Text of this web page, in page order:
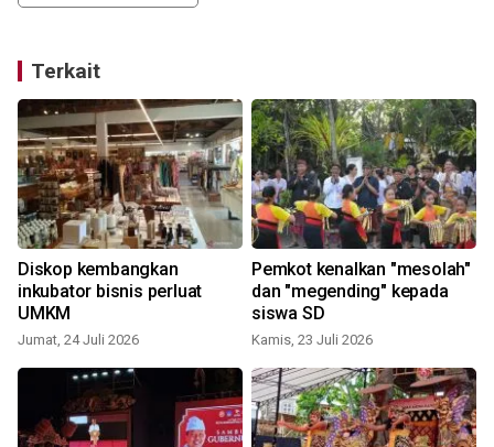
Terkait
Diskop kembangkan
inkubator bisnis perluat
UMKM
Jumat, 24 Juli 2026
Pemkot kenalkan "mesolah"
dan "megending" kepada
siswa SD
Kamis, 23 Juli 2026